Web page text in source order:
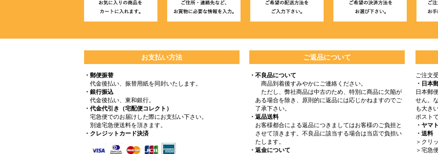
お支払い方法
・郵便振替
代金後払い、振替用紙を同封いたします。
・銀行振込
代金後払い、東和銀行。
・代金代引き（宅配便コレクト）
宅急便でのお届けした際にお支払い下さい。
別途宅急便送料を頂きます。
・クレジットカード決済
ご返品について
・不良品について
商品到着後すみやかにご連絡ください。
ただし、弊社商品は中古のため、特別に商品に欠陥が
ある場合を除き、原則的に返品には応じかねますのでご
了承下さい。
・返品送料
お客様都合による返品につきましてはお客様のご負担と
させて頂きます。不良品に該当する場合は当店で負担い
たします。
・返金について
ご注文
・日本
日本郵
せん。
も大き
ポスト
・ヤマ
・送料
＞クリ
＞宅急